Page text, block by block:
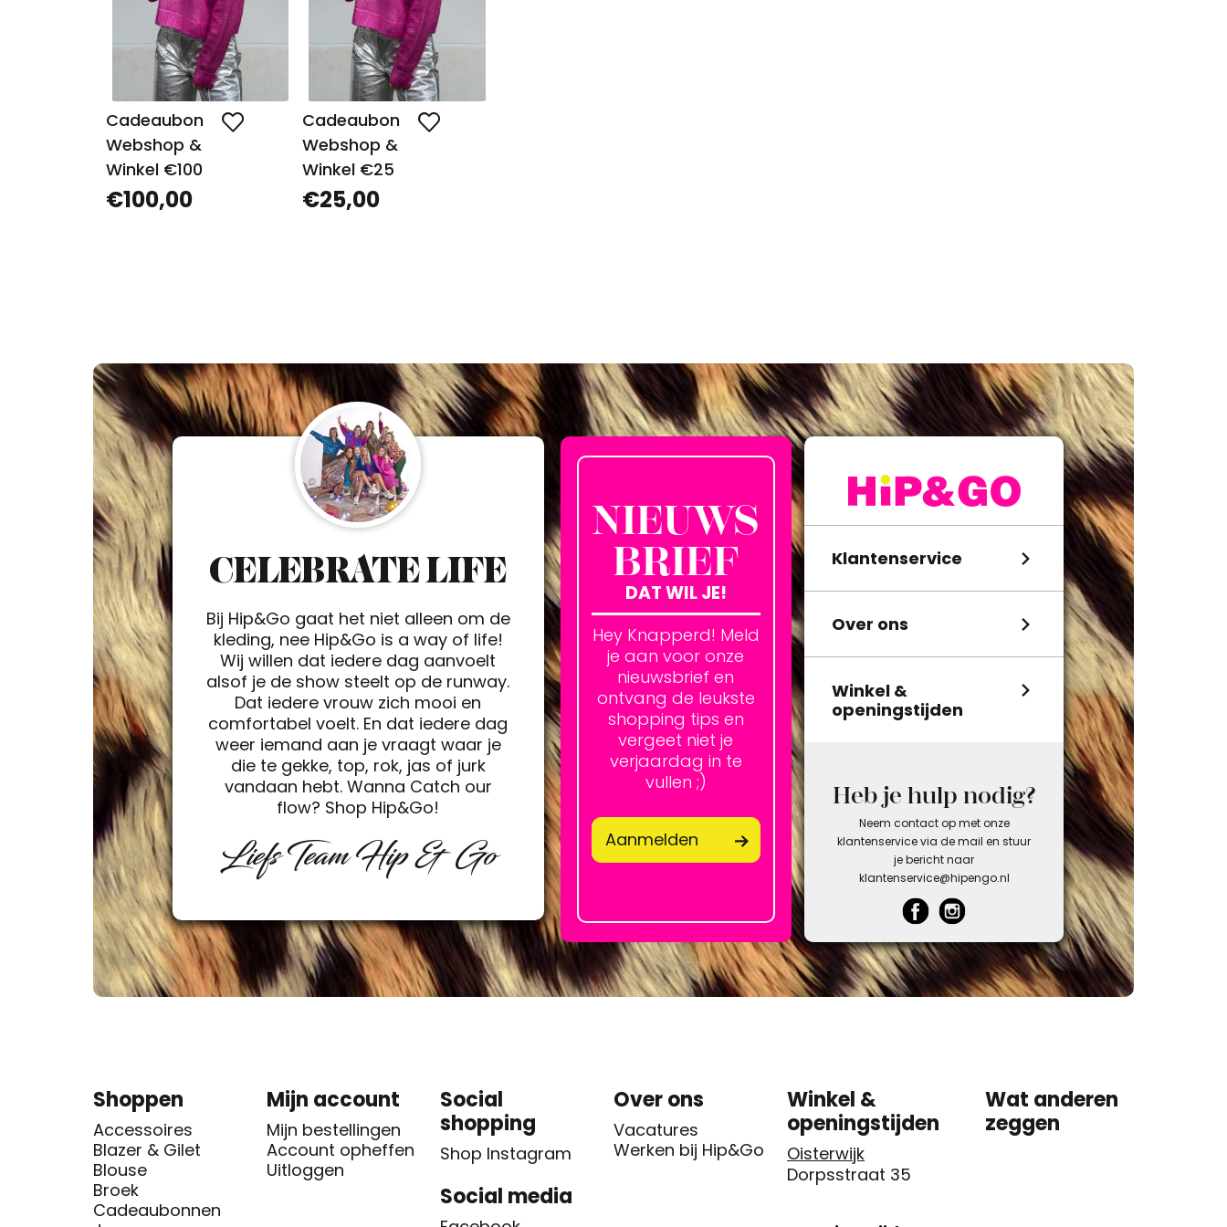
Cadeaubon
Webshop &
Winkel €100
€100,00
Cadeaubon
Webshop &
Winkel €25
€25,00
CELEBRATE LIFE
Bij Hip&Go gaat het niet alleen om de
kleding, nee Hip&Go is a way of life!
Wij willen dat iedere dag aanvoelt
alsof je de show steelt op de runway.
Dat iedere vrouw zich mooi en
comfortabel voelt. En dat iedere dag
weer iemand aan je vraagt waar je
die te gekke, top, rok, jas of jurk
vandaan hebt. Wanna Catch our
flow? Shop Hip&Go!
Liefs Team Hip & Go
NIEUWS
BRIEF
DAT WIL JE!
Hey Knapperd! Meld
je aan voor onze
nieuwsbrief en
ontvang de leukste
shopping tips en
vergeet niet je
verjaardag in te
vullen ;)
Aanmelden
Klantenservice
Over ons
Winkel &
openingstijden
Heb je hulp nodig?
Neem contact op met onze
klantenservice via de mail en stuur
je bericht naar
klantenservice@hipengo.nl
Shoppen
Accessoires
Blazer & Gilet
Blouse
Broek
Cadeaubonnen
Mijn account
Mijn bestellingen
Account opheffen
Uitloggen
Social
shopping
Shop Instagram
Social media
Over ons
Vacatures
Werken bij Hip&Go
Winkel &
openingstijden
Oisterwijk
Dorpsstraat 35
Wat anderen
zeggen